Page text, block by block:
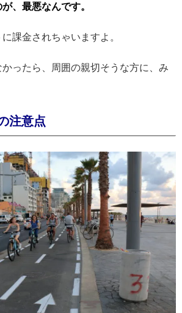
、最悪なんです。
課金されちゃいますよ。
ったら、周囲の親切そうな方に、み
注意点